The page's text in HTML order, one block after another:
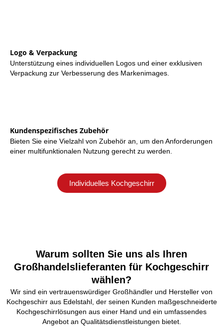
Logo & Verpackung
Unterstützung eines individuellen Logos und einer exklusiven
Verpackung zur Verbesserung des Markenimages.
Kundenspezifisches Zubehör
Bieten Sie eine Vielzahl von Zubehör an, um den Anforderungen
einer multifunktionalen Nutzung gerecht zu werden.
Individuelles Kochgeschirr
Warum sollten Sie uns als Ihren
Großhandelslieferanten für Kochgeschirr
wählen?
Wir sind ein vertrauenswürdiger Großhändler und Hersteller von
Kochgeschirr aus Edelstahl, der seinen Kunden maßgeschneiderte
Kochgeschirrlösungen aus einer Hand und ein umfassendes
Angebot an Qualitätsdienstleistungen bietet.